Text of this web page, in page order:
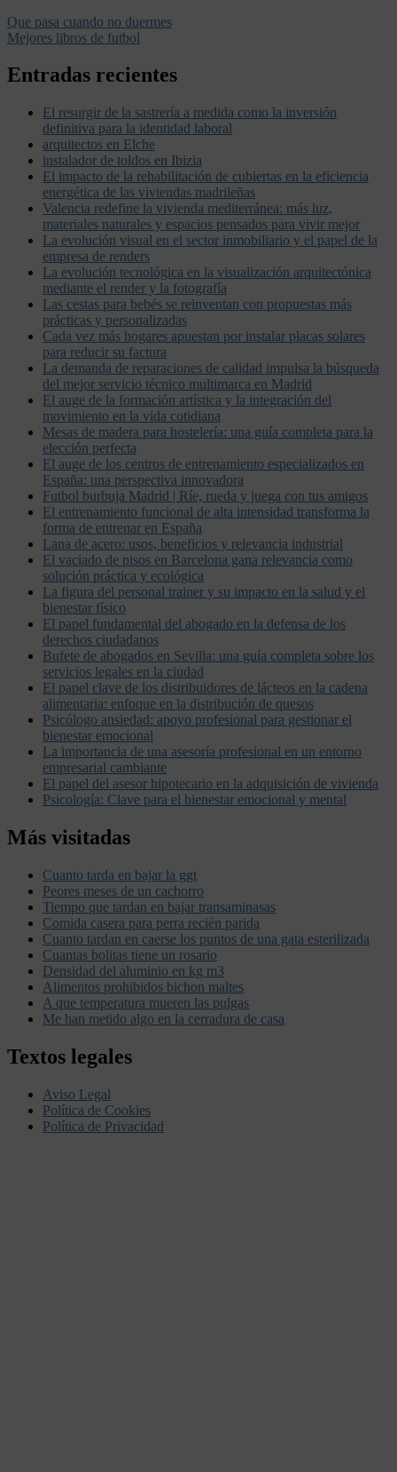
Que pasa cuando no duermes
Mejores libros de futbol
Entradas recientes
El resurgir de la sastrería a medida como la inversión
definitiva para la identidad laboral
arquitectos en Elche
instalador de toldos en Ibizia
El impacto de la rehabilitación de cubiertas en la eficiencia
energética de las viviendas madrileñas
Valencia redefine la vivienda mediterránea: más luz,
materiales naturales y espacios pensados para vivir mejor
La evolución visual en el sector inmobiliario y el papel de la
empresa de renders
La evolución tecnológica en la visualización arquitectónica
mediante el render y la fotografía
Las cestas para bebés se reinventan con propuestas más
prácticas y personalizadas
Cada vez más hogares apuestan por instalar placas solares
para reducir su factura
La demanda de reparaciones de calidad impulsa la búsqueda
del mejor servicio técnico multimarca en Madrid
El auge de la formación artística y la integración del
movimiento en la vida cotidiana
Mesas de madera para hostelería: una guía completa para la
elección perfecta
El auge de los centros de entrenamiento especializados en
España: una perspectiva innovadora
Futbol burbuja Madrid | Ríe, rueda y juega con tus amigos
El entrenamiento funcional de alta intensidad transforma la
forma de entrenar en España
Lana de acero: usos, beneficios y relevancia industrial
El vaciado de pisos en Barcelona gana relevancia como
solución práctica y ecológica
La figura del personal trainer y su impacto en la salud y el
bienestar físico
El papel fundamental del abogado en la defensa de los
derechos ciudadanos
Bufete de abogados en Sevilla: una guía completa sobre los
servicios legales en la ciudad
El papel clave de los distribuidores de lácteos en la cadena
alimentaria: enfoque en la distribución de quesos
Psicólogo ansiedad: apoyo profesional para gestionar el
bienestar emocional
La importancia de una asesoría profesional en un entorno
empresarial cambiante
El papel del asesor hipotecario en la adquisición de vivienda
Psicología: Clave para el bienestar emocional y mental
Más visitadas
Cuanto tarda en bajar la ggt
Peores meses de un cachorro
Tiempo que tardan en bajar transaminasas
Comida casera para perra recién parida
Cuanto tardan en caerse los puntos de una gata esterilizada
Cuantas bolitas tiene un rosario
Densidad del aluminio en kg m3
Alimentos prohibidos bichon maltes
A que temperatura mueren las pulgas
Me han metido algo en la cerradura de casa
Textos legales
Aviso Legal
Política de Cookies
Política de Privacidad